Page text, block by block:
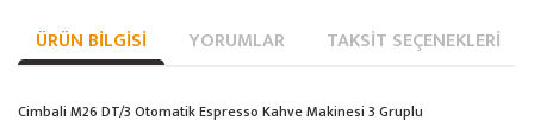
ÜRÜN BILGISI YORUMLAR TAKSIT SEÇENEKLERI
Cimbali M26 DT/3 Otomatik Espresso Kahve Makinesi 3 Gruplu